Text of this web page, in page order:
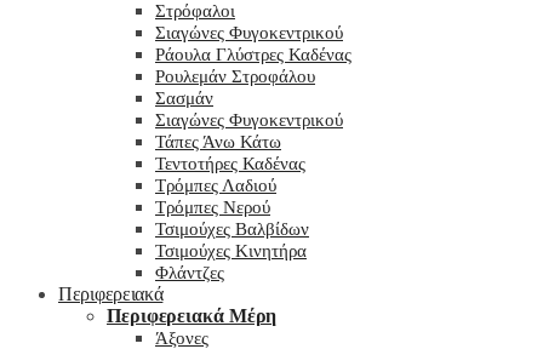
Στρόφαλοι
Σιαγώνες Φυγοκεντρικού
Ράουλα Γλύστρες Καδένας
Ρουλεμάν Στροφάλου
Σασμάν
Σιαγώνες Φυγοκεντρικού
Τάπες Άνω Κάτω
Τεντοτήρες Καδένας
Τρόμπες Λαδιού
Τρόμπες Νερού
Τσιμούχες Βαλβίδων
Τσιμούχες Κινητήρα
Φλάντζες
Περιφερειακά
Περιφερειακά Μέρη
Άξονες